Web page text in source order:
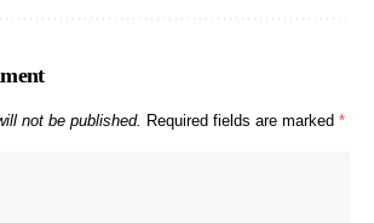
not be published. Required fields are marked *